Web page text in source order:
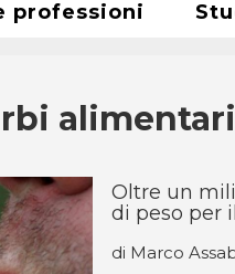
professioni
Oltre un
di peso per
di Marco